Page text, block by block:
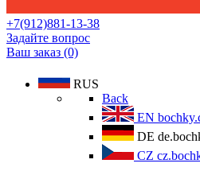
+7(912)881-13-38
Задайте вопрос
Ваш заказ (0)
RUS
Back
EN
DE
CZ